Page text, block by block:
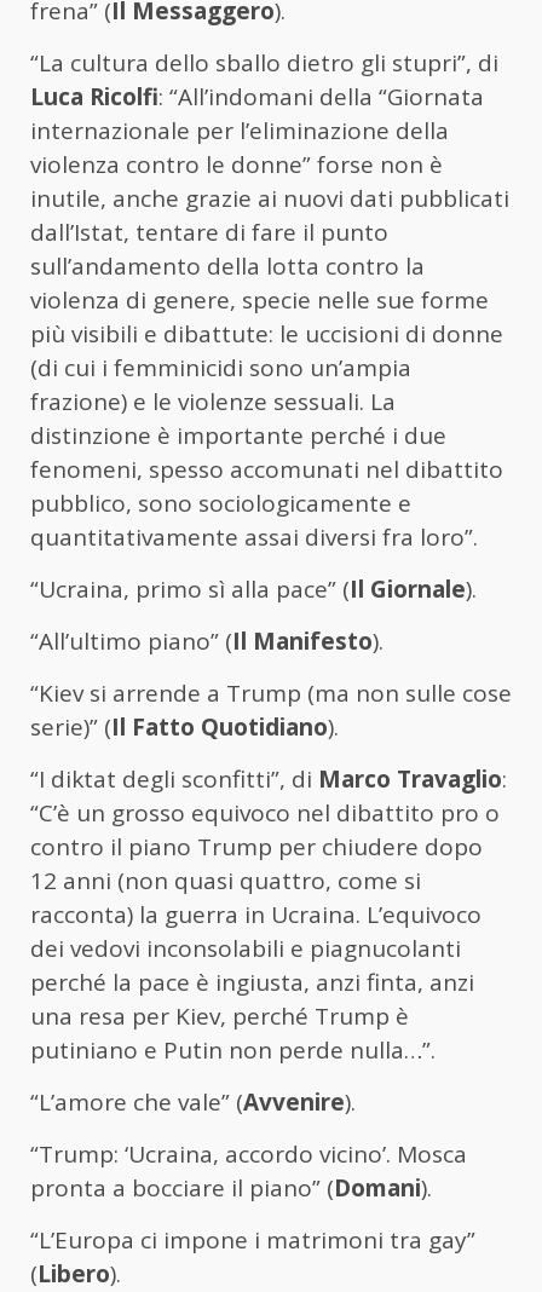
frena” (Il Messaggero).
“La cultura dello sballo dietro gli stupri”, di
Luca Ricolfi: “All’indomani della “Giornata
internazionale per l’eliminazione della
violenza contro le donne” forse non è
inutile, anche grazie ai nuovi dati pubblicati
dall’Istat, tentare di fare il punto
sull’andamento della lotta contro la
violenza di genere, specie nelle sue forme
più visibili e dibattute: le uccisioni di donne
(di cui i femminicidi sono un’ampia
frazione) e le violenze sessuali. La
distinzione è importante perché i due
fenomeni, spesso accomunati nel dibattito
pubblico, sono sociologicamente e
quantitativamente assai diversi fra loro”.
“Ucraina, primo sì alla pace” (Il Giornale).
“All’ultimo piano” (Il Manifesto).
“Kiev si arrende a Trump (ma non sulle cose
serie)” (Il Fatto Quotidiano).
“I diktat degli sconfitti”, di Marco Travaglio:
“C’è un grosso equivoco nel dibattito pro o
contro il piano Trump per chiudere dopo
12 anni (non quasi quattro, come si
racconta) la guerra in Ucraina. L’equivoco
dei vedovi inconsolabili e piagnucolanti
perché la pace è ingiusta, anzi finta, anzi
una resa per Kiev, perché Trump è
putiniano e Putin non perde nulla…”.
“L’amore che vale” (Avvenire).
“Trump: ‘Ucraina, accordo vicino’. Mosca
pronta a bocciare il piano” (Domani).
“L’Europa ci impone i matrimoni tra gay”
(Libero).